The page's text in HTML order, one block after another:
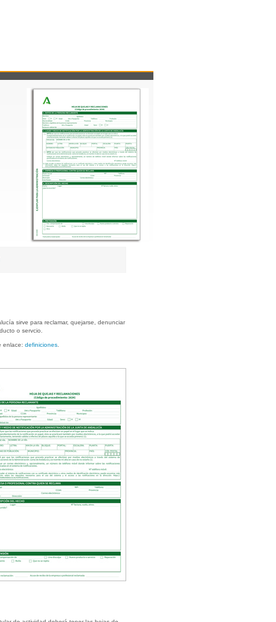
sirve para reclamar, quejarse, denunciar
o servcio.
enlace:definiciones